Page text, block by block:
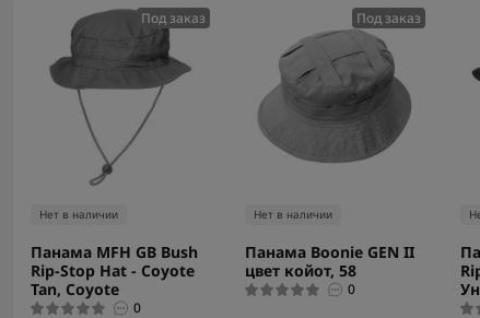
Под заказ
Нет в наличии
Панама MFH GB Bush
Rip-Stop Hat - Coyote
Tan, Coyote
0
Под заказ
Нет в наличии
Панама Boonie GEN II
цвет койот, 58
0